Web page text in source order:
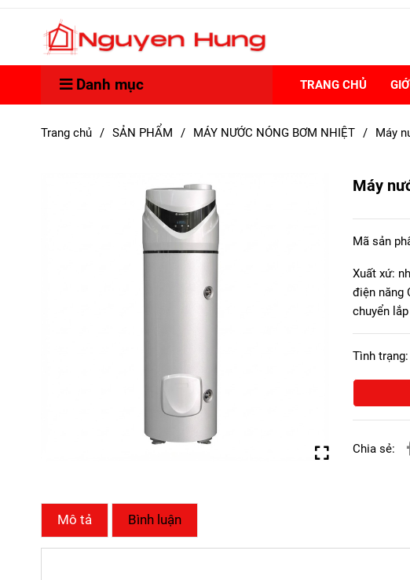
Danh mục TRANG CHỦ
Trang chủ / SẢN PHẨM / MÁY NƯỚC NÓNG BƠM NHIỆT / Máy
Máy
Mã sản
Xuất xứ:
điện năng
chuyển
Tình trạng:
Chia sẻ:
Mô tả Bình luận